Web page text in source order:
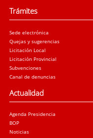
Trámites
Sede electrónica
Quejas y sugerencias
Licitación Local
Licitación Provincial
Subvenciones
Canal de denuncias
Actualidad
Agenda Presidencia
BOP
Noticias